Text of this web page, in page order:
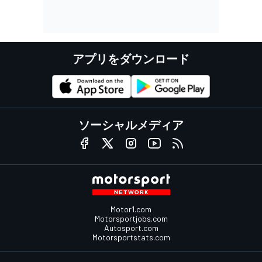
アプリをダウンロード
ソーシャルメディア
Motor1.com
Motorsportjobs.com
Autosport.com
Motorsportstats.com